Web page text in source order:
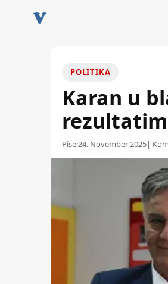
POLITIKA
Karan u
Pise:24. November 2025|